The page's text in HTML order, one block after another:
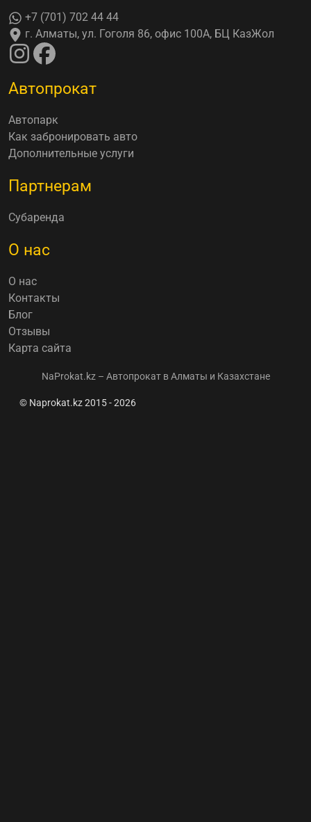
+7 (701) 702 44 44
г. Алматы, ул. Гоголя 86, офис 100А, БЦ КазЖол
Автопрокат
Автопарк
Как забронировать авто
Дополнительные услуги
Партнерам
Субаренда
О нас
О нас
Контакты
Блог
Отзывы
Карта сайта
NaProkat.kz – Автопрокат в Алматы и Казахстане
© Naprokat.kz 2015 - 2026